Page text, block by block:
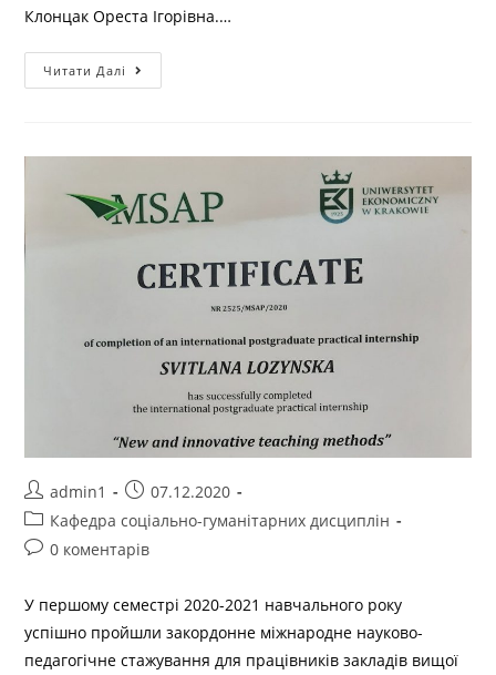
Клонцак Ореста Ігорівна.…
Читати Далі
admin1
07.12.2020
Кафедра соціально-гуманітарних дисциплін
0 коментарів
У першому семестрі 2020-2021 навчального року
успішно пройшли закордонне міжнародне науково-
педагогічне стажування для працівників закладів вищої